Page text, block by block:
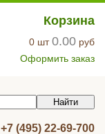
Корзина
0 шт0.00 руб
Оформить заказ
+7 (495) 22-69-700